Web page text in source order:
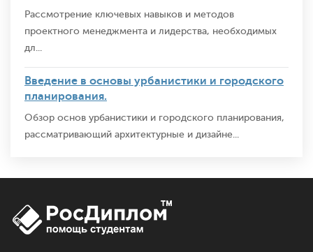
Рассмотрение ключевых навыков и методов
проектного менеджмента и лидерства, необходимых
дл...
Введение в основы урбанистики и городского
планирования.
Обзор основ урбанистики и городского планирования,
рассматривающий архитектурные и дизайне...